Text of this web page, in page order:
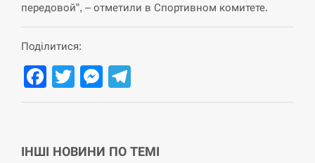
передовой”, – отметили в Спортивном комитете.
Поділитися:
Facebook
TwitterMessenger
ІНШІ НОВИНИ ПО ТЕМІ